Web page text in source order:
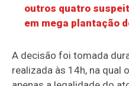
outros quatro
em mega plantação
A decisão foi tomada
realizada às 14h, na qual